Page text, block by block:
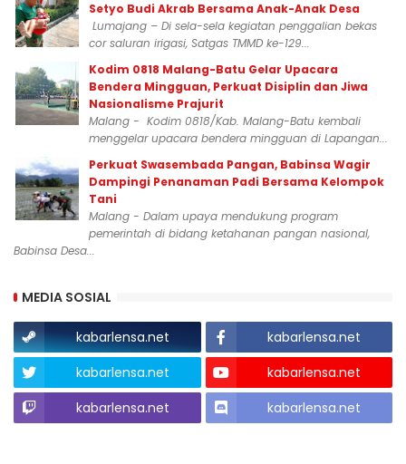
Setyo Budi Akrab Bersama Anak-Anak Desa
Lumajang – Di sela-sela kegiatan penggalian bekas
cor saluran irigasi, Satgas TMMD ke-129...
Kodim 0818 Malang-Batu Gelar Upacara
Bendera Mingguan, Perkuat Disiplin dan Jiwa
Nasionalisme Prajurit
Malang - Kodim 0818/Kab. Malang-Batu kembali
menggelar upacara bendera mingguan di Lapangan...
Perkuat Swasembada Pangan, Babinsa Wagir
Dampingi Penanaman Padi Bersama Kelompok
Tani
Malang - Dalam upaya mendukung program
pemerintah di bidang ketahanan pangan nasional,
Babinsa Desa...
MEDIA SOSIAL
kabarlensa.net
kabarlensa.net
kabarlensa.net
kabarlensa.net
kabarlensa.net
kabarlensa.net